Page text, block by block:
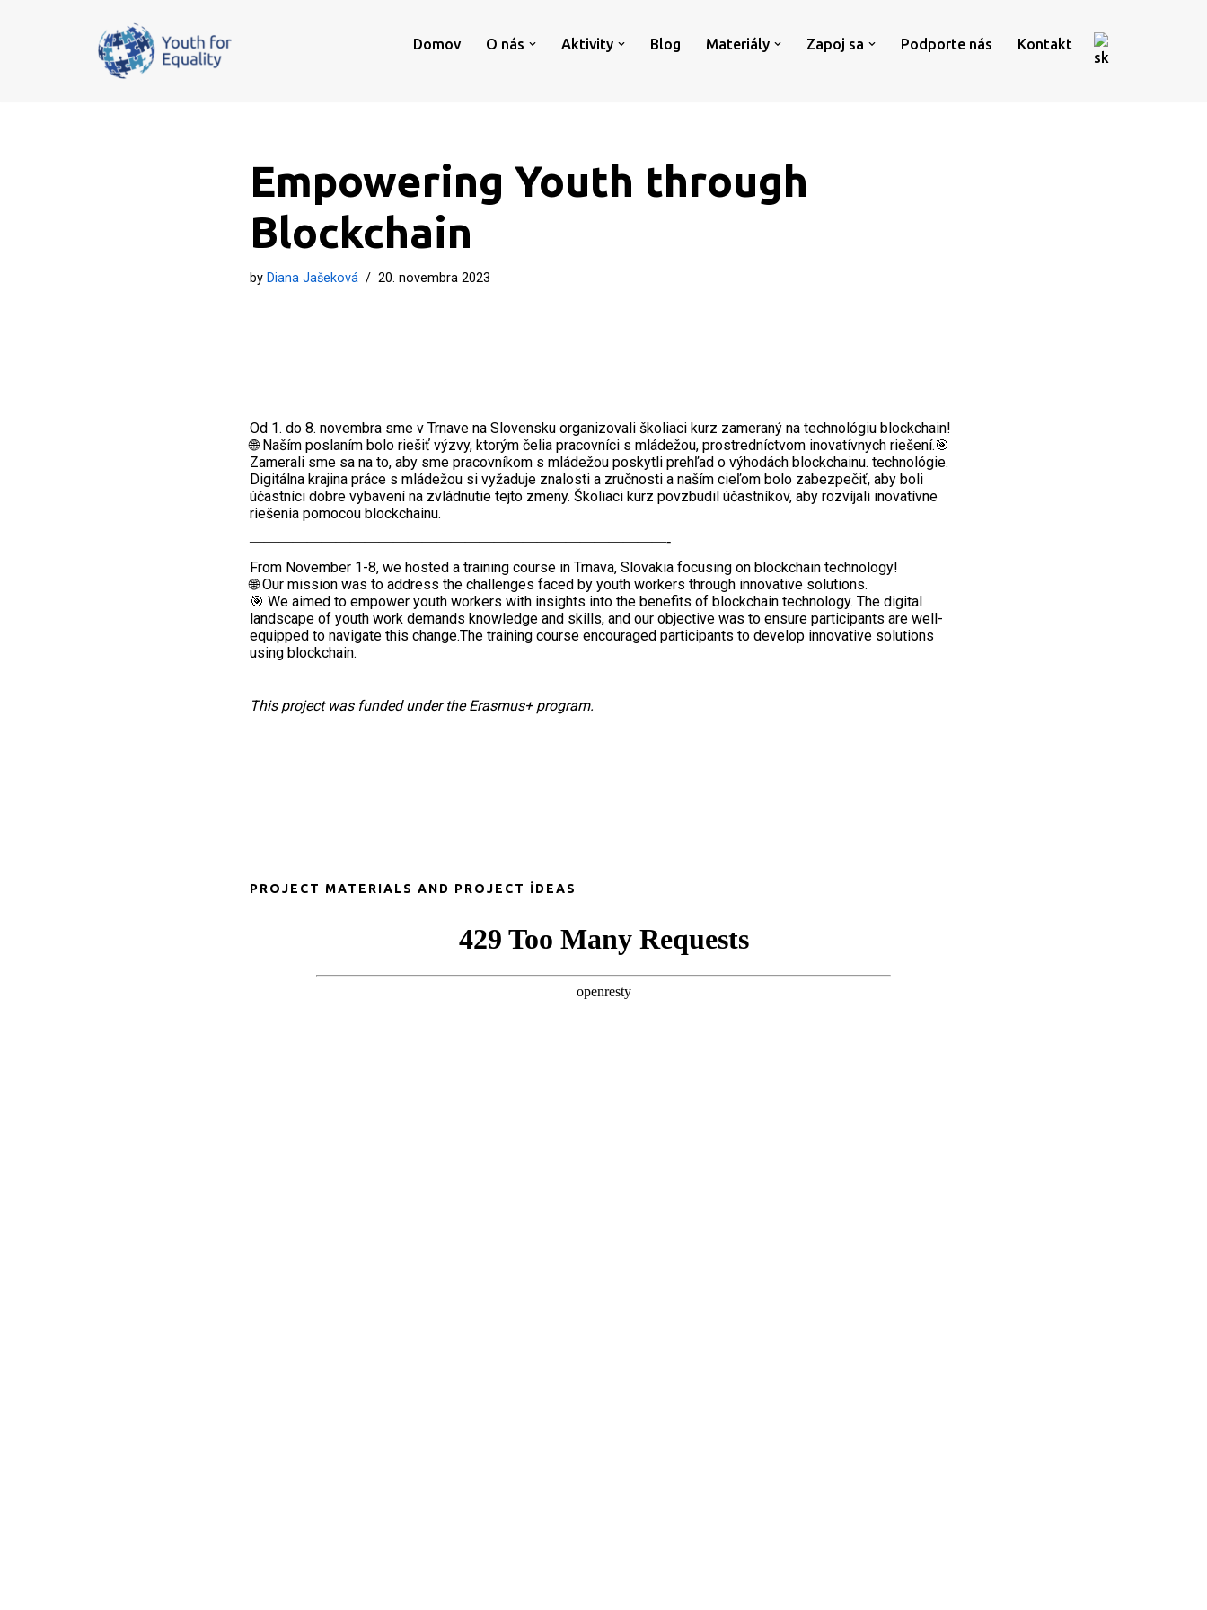
Domov O nás Aktivity Blog Materiály Zapoj sa Podporte nás Kontakt
Empowering Youth through
Blockchain
by Diana Jašeková 20. novembra 2023
Od 1. do 8. novembra sme v Trnave na Slovensku organizovali školiaci kurz zameraný na technológiu blockchain!
🌐 Naším poslaním bolo riešiť výzvy, ktorým čelia pracovníci s mládežou, prostredníctvom inovatívnych riešení.🎯
Zamerali sme sa na to, aby sme pracovníkom s mládežou poskytli prehľad o výhodách blockchainu. technológie.
Digitálna krajina práce s mládežou si vyžaduje znalosti a zručnosti a naším cieľom bolo zabezpečiť, aby boli
účastníci dobre vybavení na zvládnutie tejto zmeny. Školiaci kurz povzbudil účastníkov, aby rozvíjali inovatívne
riešenia pomocou blockchainu.
—————————————————————————————-
From November 1-8, we hosted a training course in Trnava, Slovakia focusing on blockchain technology!
🌐 Our mission was to address the challenges faced by youth workers through innovative solutions.
🎯 We aimed to empower youth workers with insights into the benefits of blockchain technology. The digital
landscape of youth work demands knowledge and skills, and our objective was to ensure participants are well-
equipped to navigate this change.The training course encouraged participants to develop innovative solutions
using blockchain.
This project was funded under the Erasmus+ program.
PROJECT MATERIALS AND PROJECT İDEAS